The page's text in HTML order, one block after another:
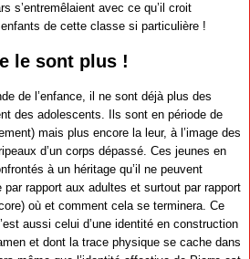
s’entremêlaient avec ce qu’il croit
de cette classe si particulière !
le sont plus !
de l’enfance, il ne sont déjà plus des
des adolescents. Ils sont en période de
mais plus encore la leur, à l’image des
d’un corps dépassé. Ces jeunes en
à un héritage qu’il ne peuvent
rapport aux adultes et surtout par rapport
où et comment cela se terminera. Ce
aussi celui d’une identité en construction
et dont la trace physique se cache dans